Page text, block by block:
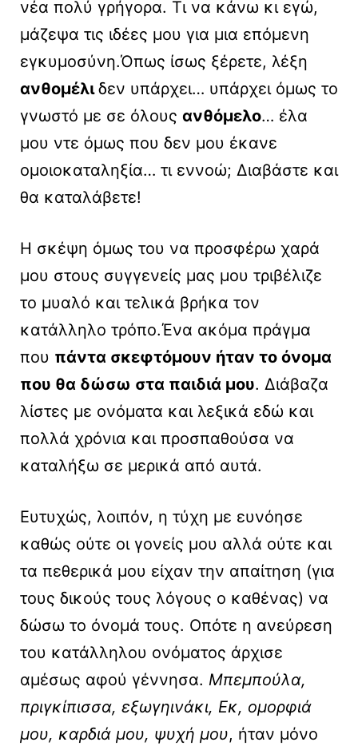
νέα πολύ γρήγορα. Τι να κάνω κι εγώ,
μάζεψα τις ιδέες μου για μια επόμενη
εγκυμοσύνη.Όπως ίσως ξέρετε, λέξη
ανθομέλιδεν υπάρχει… υπάρχει όμως το
γνωστό με σε όλους ανθόμελο… έλα
μου ντε όμως που δεν μου έκανε
ομοιοκαταληξία… τι εννοώ; Διαβάστε και
θα καταλάβετε!
Η σκέψη όμως του να προσφέρω χαρά
μου στους συγγενείς μας μου τριβέλιζε
το μυαλό και τελικά βρήκα τον
κατάλληλο τρόπο.Ένα ακόμα πράγμα
που πάντα σκεφτόμουν ήταν το όνομα
που θα δώσω στα παιδιά μου. Διάβαζα
λίστες με ονόματα και λεξικά εδώ και
πολλά χρόνια και προσπαθούσα να
καταλήξω σε μερικά από αυτά.
Ευτυχώς, λοιπόν, η τύχη με ευνόησε
καθώς ούτε οι γονείς μου αλλά ούτε και
τα πεθερικά μου είχαν την απαίτηση (για
τους δικούς τους λόγους ο καθένας) να
δώσω το όνομά τους. Οπότε η ανεύρεση
του κατάλληλου ονόματος άρχισε
αμέσως αφού γέννησα. Μπεμπούλα,
πριγκίπισσα, εξωγηινάκι, Εκ, ομορφιά
μου, καρδιά μου, ψυχή μου, ήταν μόνο